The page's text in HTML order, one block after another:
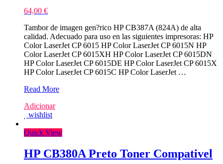
64,00 €
Tambor de imagen gen?rico HP CB387A (824A) de alta
calidad. Adecuado para uso en las siguientes impresoras: HP
Color LaserJet CP 6015 HP Color LaserJet CP 6015N HP
Color LaserJet CP 6015XH HP Color LaserJet CP 6015DN
HP Color LaserJet CP 6015DE HP Color LaserJet CP 6015X
HP Color LaserJet CP 6015C HP Color LaserJet …
HP
Magenta
Tambor
Read More
Adicionar
wishlist
Quick View
HP CB380A Preto Toner Compativel